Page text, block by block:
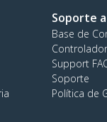
Soporte
Base de
Support
Soporte
Política de